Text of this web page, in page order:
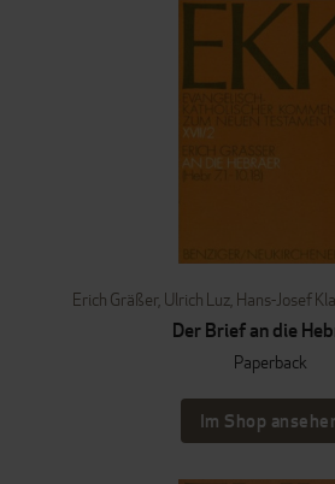
Erich Gräßer, Ulrich Luz, Hans-Josef
Der Brief an die
Paperback
Im Shop